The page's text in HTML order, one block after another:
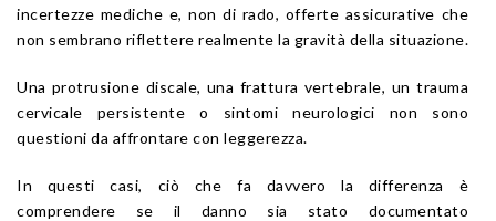
incertezze mediche e, non di rado, offerte assicurative che
non sembrano riflettere realmente la gravità della situazione.
Una protrusione discale, una frattura vertebrale, un trauma
cervicale persistente o sintomi neurologici non sono
questioni da affrontare con leggerezza.
In questi casi, ciò che fa davvero la differenza è
comprendere se il danno sia stato documentato